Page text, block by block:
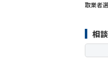
取業者
相